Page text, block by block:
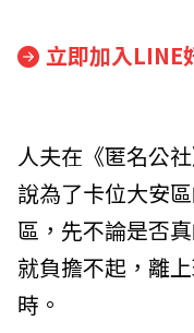
立即加入LINE
人夫在《匿名公
說為了卡位大安
區，先不論是否
就負擔不起，離
時。